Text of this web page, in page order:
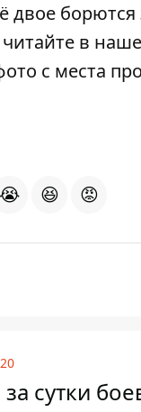
двое
в
с места
😭 😆 😡
за сутки